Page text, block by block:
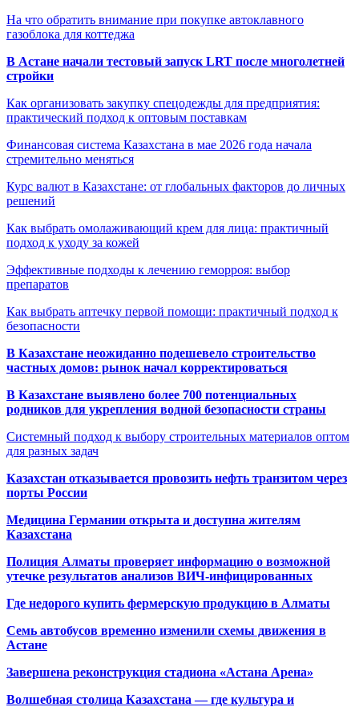
На что обратить внимание при покупке автоклавного
газоблока для коттеджа
В Астане начали тестовый запуск LRT после многолетней
стройки
Как организовать закупку спецодежды для предприятия:
практический подход к оптовым поставкам
Финансовая система Казахстана в мае 2026 года начала
стремительно меняться
Курс валют в Казахстане: от глобальных факторов до личных
решений
Как выбрать омолаживающий крем для лица: практичный
подход к уходу за кожей
Эффективные подходы к лечению геморроя: выбор
препаратов
Как выбрать аптечку первой помощи: практичный подход к
безопасности
В Казахстане неожиданно подешевело строительство
частных домов: рынок начал корректироваться
В Казахстане выявлено более 700 потенциальных
родников для укрепления водной безопасности страны
Системный подход к выбору строительных материалов оптом
для разных задач
Казахстан отказывается провозить нефть транзитом через
порты России
Медицина Германии открыта и доступна жителям
Казахстана
Полиция Алматы проверяет информацию о возможной
утечке результатов анализов ВИЧ-инфицированных
Где недорого купить фермерскую продукцию в Алматы
Семь автобусов временно изменили схемы движения в
Астане
Завершена реконструкция стадиона «Астана Арена»
Волшебная столица Казахстана — где культура и